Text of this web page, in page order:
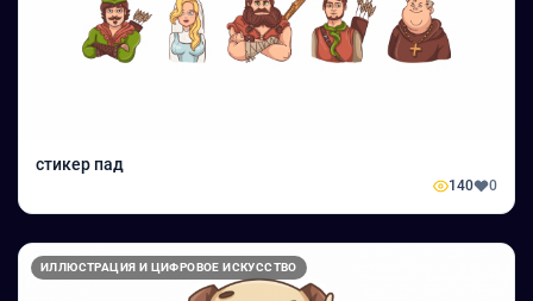
стикер пад
140 0
ИЛЛЮСТРАЦИЯ И ЦИФРОВОЕ ИСКУССТВО